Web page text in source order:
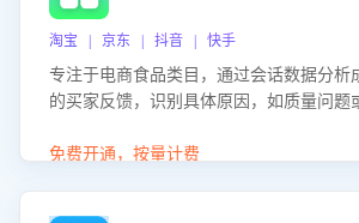
淘宝 | 京东 | 抖音 | 快手
专注于电商食品类目，通过会话数据分析
的买家反馈，识别具体原因，如质量问题
商家降低退款率，提升售后效率。
免费开通，按量计费